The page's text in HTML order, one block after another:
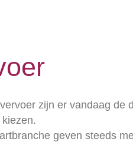
zijn er vandaag de
geven steeds